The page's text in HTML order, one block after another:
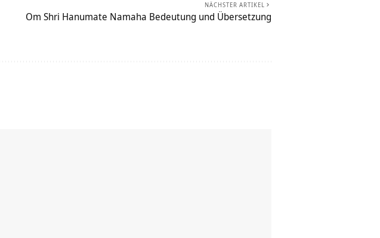
NÄCHSTER ARTIKEL
Om Shri Hanumate Namaha Bedeutung und Übersetzung